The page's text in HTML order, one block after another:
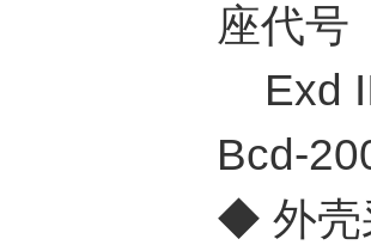
座代号
Exd
Bcd-
◆ 外壳